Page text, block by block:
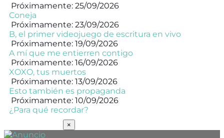
Próximamente: 25/09/2026
Coneja
Próximamente: 23/09/2026
B, el primer videojuego de escritura en vivo
Próximamente: 19/09/2026
A mí que me entierren contigo
Próximamente: 16/09/2026
XOXO, tus muertos
Próximamente: 13/09/2026
Esto también es propaganda
Próximamente: 10/09/2026
¿Para qué recordar?
×